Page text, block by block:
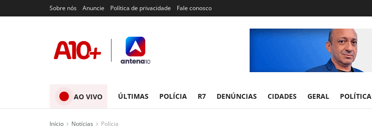
Sobre nós Anuncie Política de privacidade Fale conosco
AO VIVO ÚLTIMAS POLÍCIA R7 DENÚNCIAS CIDADES GERAL POLÍTICA
Início Notícias Polícia